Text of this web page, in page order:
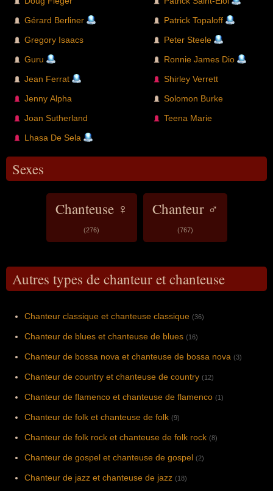
Gérard Berliner
Gregory Isaacs
Guru
Jean Ferrat
Jenny Alpha
Joan Sutherland
Lhasa De Sela
Patrick Topaloff
Peter Steele
Ronnie James Dio
Shirley Verrett
Solomon Burke
Teena Marie
Sexes
Chanteuse ♀
(276)
Chanteur ♂
(767)
Autres types de chanteur et chanteuse
Chanteur classique et chanteuse classique (36)
Chanteur de blues et chanteuse de blues (16)
Chanteur de bossa nova et chanteuse de bossa nova (3)
Chanteur de country et chanteuse de country (12)
Chanteur de flamenco et chanteuse de flamenco (1)
Chanteur de folk et chanteuse de folk (9)
Chanteur de folk rock et chanteuse de folk rock (8)
Chanteur de gospel et chanteuse de gospel (2)
Chanteur de jazz et chanteuse de jazz (18)